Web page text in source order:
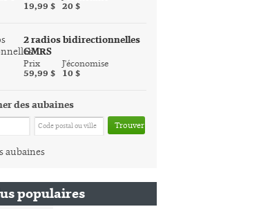
19,99 $ 20 $
2 radios bidirectionnelles
GMRS
Prix
59,99 $
J'économise
10 $
des aubaines
Trouver
aubaines
populaires